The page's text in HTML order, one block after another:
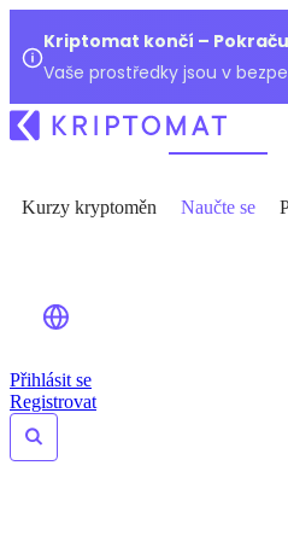
Kriptomat končí –
Vaše prostředky jsou v
Kurzy kryptoměn Naučte se
Přihlásit se
Registrovat